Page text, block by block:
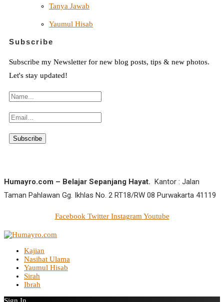
Tanya Jawab
Yaumul Hisab
Subscribe
Subscribe my Newsletter for new blog posts, tips & new photos.
Let's stay updated!
Humayro.com – Belajar Sepanjang Hayat. Kantor : Jalan
Taman Pahlawan Gg. Ikhlas No. 2 RT18/RW 08 Purwakarta 41119
Facebook Twitter Instagram Youtube
Kajian
Nasihat Ulama
Yaumul Hisab
Sirah
Ibrah